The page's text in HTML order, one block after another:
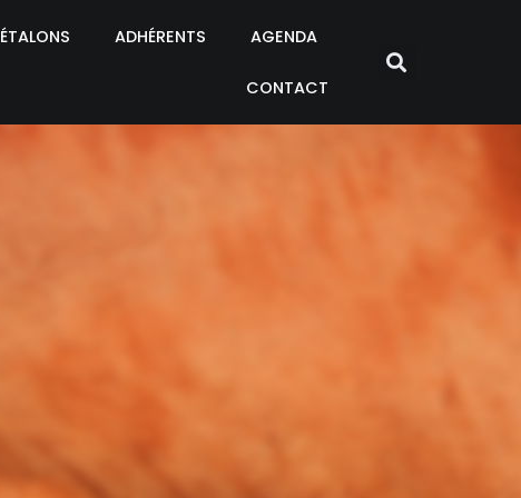
ÉTALONS ADHÉRENTS AGENDA
CONTACT